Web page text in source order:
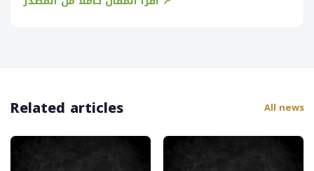
Related articles All news